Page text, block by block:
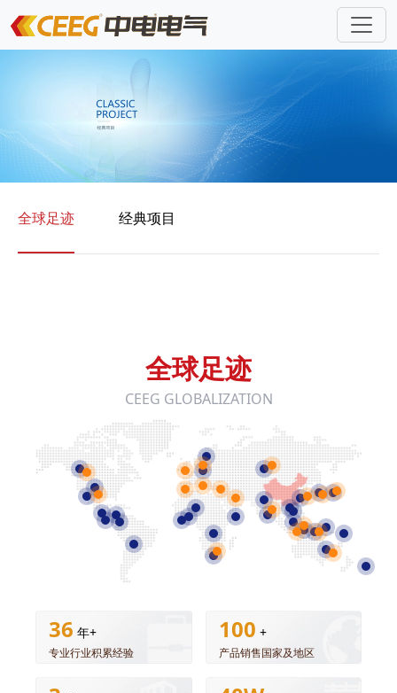
全球足迹 经典项目
全球足迹
CEEG GLOBALIZATION
36 年+
专业行业积累经验
100 +
产品销售国家及地区